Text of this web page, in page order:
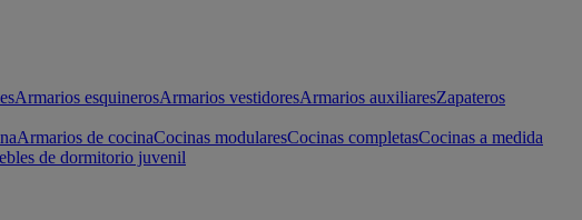
Armarios esquinerosArmarios vestidoresArmarios auxiliaresZapateros
Armarios de cocinaCocinas modularesCocinas completasCocinas a medida
de dormitorio juvenil